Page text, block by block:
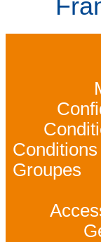
Groupes